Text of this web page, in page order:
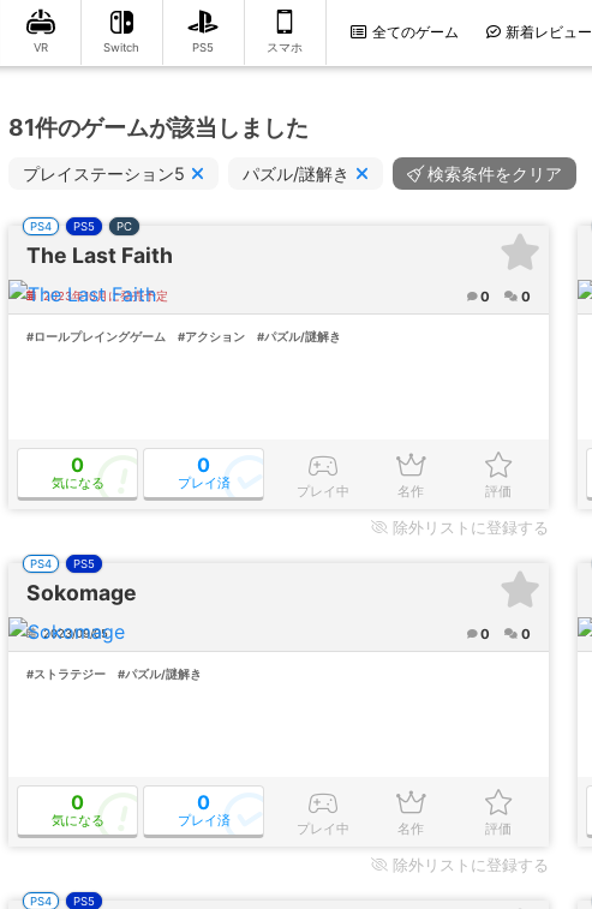
VR Switch PS5 スマホ
全てのゲーム 新着レビュー
81件のゲームが該当しました
プレイステーション5 パズル/謎解き 検索条件をクリア
The Last Faith
PS4 PS5 PC
2023年10月に発売予定 0 0
#ロールプレイングゲーム #アクション #パズル/謎解き
0
気になる
0
プレイ済
プレイ中 名作 評価
除外 リストに登録する
Sokomage
PS4 PS5
2023/09/05 0 0
#ストラテジー #パズル/謎解き
0
気になる
0
プレイ済
プレイ中 名作 評価
除外 リストに登録する
PS4 PS5